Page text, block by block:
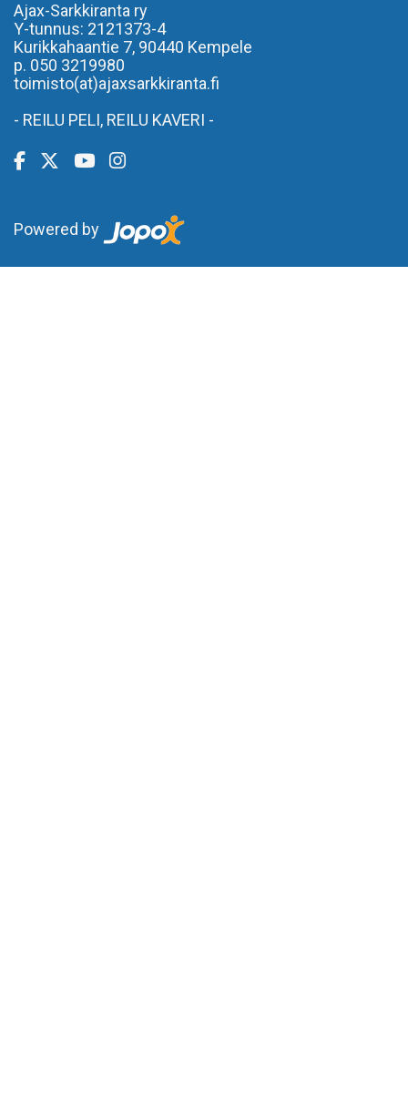
Ajax-Sarkkiranta ry
Y-tunnus: 2121373-4
Kurikkahaantie 7, 90440 Kempele
p. 050 3219980
toimisto(at)ajaxsarkkiranta.fi
- REILU PELI, REILU KAVERI -
Powered by